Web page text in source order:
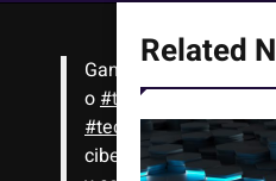
Related
Gana #Bitcoin solo
o#tutoriales
#tecnología,
cibernética y más!!